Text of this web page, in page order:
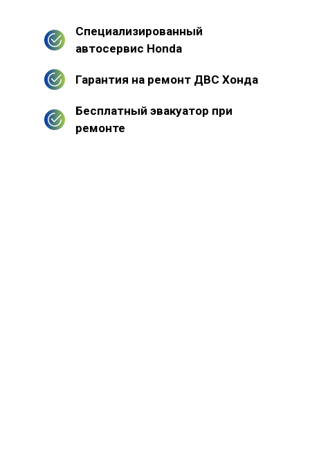
Специализированный
автосервис Honda
Гарантия на ремонт ДВС Хонда
Бесплатный эвакуатор при
ремонте